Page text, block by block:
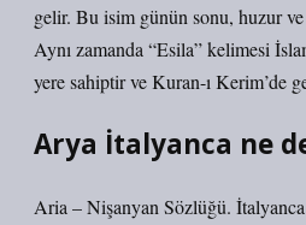
gelir. Bu isim günün sonu, huzur
Aynı zamanda “Esila” kelimesi
yere sahiptir ve Kuran-ı Kerim’de
Arya İtalyanca ne
Aria – Nişanyan Sözlüğü.